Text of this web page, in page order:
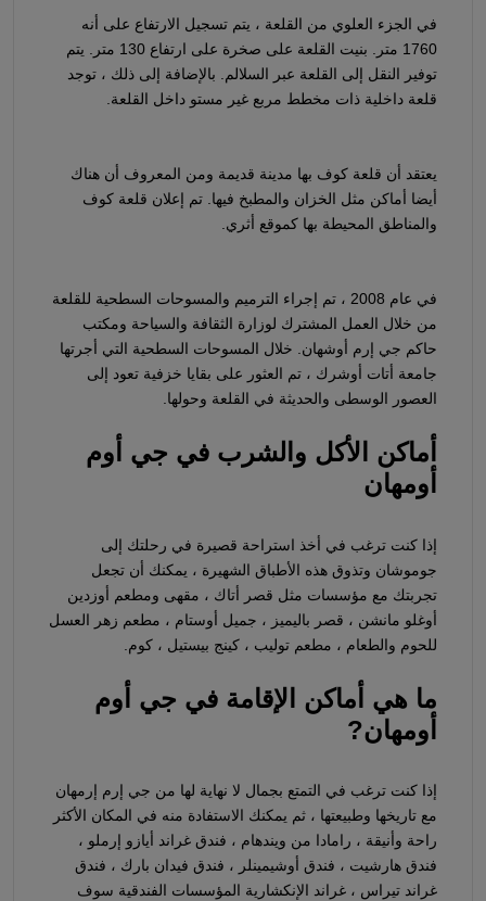
في الجزء العلوي من القلعة ، يتم تسجيل الارتفاع على أنه
1760 متر. بنيت القلعة على صخرة على ارتفاع 130 متر. يتم
توفير النقل إلى القلعة عبر السلالم. بالإضافة إلى ذلك ، توجد
قلعة داخلية ذات مخطط مربع غير مستو داخل القلعة.
يعتقد أن قلعة كوف بها مدينة قديمة ومن المعروف أن هناك
أيضا أماكن مثل الخزان والمطبخ فيها. تم إعلان قلعة كوف
والمناطق المحيطة بها كموقع أثري.
في عام 2008 ، تم إجراء الترميم والمسوحات السطحية للقلعة
من خلال العمل المشترك لوزارة الثقافة والسياحة ومكتب
حاكم جي إرم أوشهان. خلال المسوحات السطحية التي أجرتها
جامعة أتات أوشرك ، تم العثور على بقايا خزفية تعود إلى
العصور الوسطى والحديثة في القلعة وحولها.
أماكن الأكل والشرب في جي أوم
أومهان
إذا كنت ترغب في أخذ استراحة قصيرة في رحلتك إلى
جوموشان وتذوق هذه الأطباق الشهيرة ، يمكنك أن تجعل
تجربتك مع مؤسسات مثل قصر أتاك ، مقهى ومطعم أوزدين
أوغلو مانشن ، قصر باليميز ، جميل أوستام ، مطعم زهر العسل
للحوم والطعام ، مطعم توليب ، كينج بيستيل ، كوم.
ما هي أماكن الإقامة في جي أوم
أومهان?
إذا كنت ترغب في التمتع بجمال لا نهاية لها من جي إرم إرمهان
مع تاريخها وطبيعتها ، ثم يمكنك الاستفادة منه في المكان الأكثر
راحة وأنيقة ، رامادا من ويندهام ، فندق غراند أيازو إرملو ،
فندق هارشيت ، فندق أوشيمينلر ، فندق فيدان بارك ، فندق
غراند تيراس ، غراند الإنكشارية المؤسسات الفندقية سوف